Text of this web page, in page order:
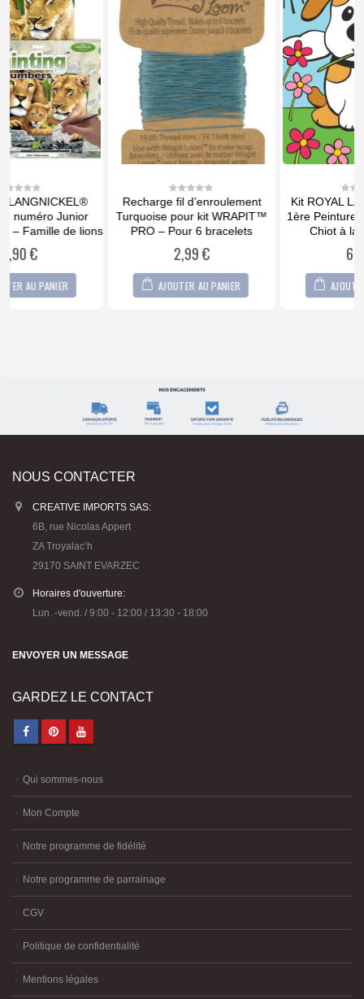
0
out
of
5
Recharge fil d’enroulement
Turquoise pour kit WRAPIT™
PRO – Pour 6 bracelets
AJOUTER AU PANIER
0
out
of
5
Kit ROYAL LANGNICKEL Ma
1ère Peinture au numéro – La
Chiot à la Pâquerette
AJOUTER AU PANIER
NOUS CONTACTER
CREATIVE IMPORTS SAS:
6B, rue Nicolas Appert
ZA Troyalac’h
29170 SAINT EVARZEC
Horaires d'ouverture:
Lun. -vend. / 9:00 - 12:00 / 13:30 - 18:00
ENVOYER UN MESSAGE
GARDEZ LE CONTACT
Qui sommes-nous
Mon Compte
Notre programme de fidélité
Notre programme de parrainage
CGV
Politique de confidentialité
Mentions légales